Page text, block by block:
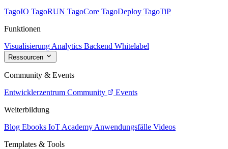
TagoIO TagoRUN TagoCore TagoDeploy TagoTiP
Funktionen
Visualisierung Analytics Backend Whitelabel
Ressourcen
Community & Events
Entwicklerzentrum Community
Events
Weiterbildung
Blog Ebooks IoT Academy Anwendungsfälle Videos
Templates & Tools